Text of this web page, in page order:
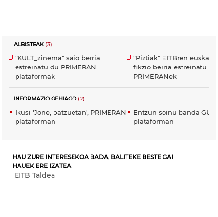
ALBISTEAK(3)
"KULT_zinema" saio berria
estreinatu du PRIMERAN
plataformak
"Piztiak" EITBren
fikzio berria estreinatu du
PRIMERANek
INFORMAZIO GEHIAGO(2)
Ikusi 'Jone, batzuetan', PRIMERAN
plataforman
Entzun soinu banda
plataforman
HAU ZURE INTERESEKOA BADA, BALITEKE BESTE GAI
HAUEK ERE IZATEA
EITB Taldea